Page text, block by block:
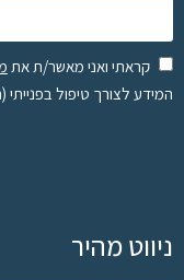
קראתי ואני מאשר/ת את
המידע לצורך טיפול בפנייתי
ניווט מהיר